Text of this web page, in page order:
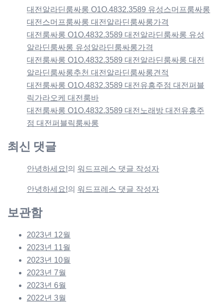
대전알라딘룸싸롱 O1O.4832.3589 유성스머프룸싸롱
대전스머프룸싸롱 대전알라딘룸싸롱가격
대전룸싸롱 O1O.4832.3589 대전알라딘룸싸롱 유성
알라딘룸싸롱 유성알라딘룸싸롱가격
대전룸싸롱 O1O.4832.3589 대전알라딘룸싸롱 대전
알라딘룸싸롱추천 대전알라딘룸싸롱견적
대전룸싸롱 O1O.4832.3589 대전유흥주점 대전퍼블
릭가라오케 대전룸바
대전룸싸롱 O1O.4832.3589 대전노래방 대전유흥주
점 대전퍼블릭룸싸롱
최신 댓글
안녕하세요!의 워드프레스 댓글 작성자
안녕하세요!의 워드프레스 댓글 작성자
보관함
2023년 12월
2023년 11월
2023년 10월
2023년 7월
2023년 6월
2022년 3월